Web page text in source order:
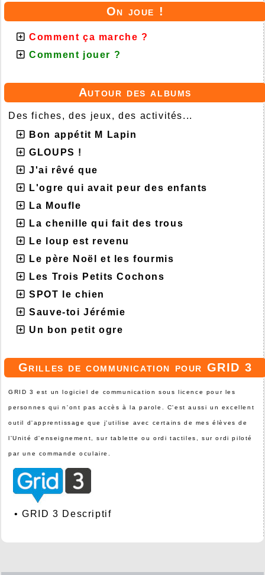
On joue !
Comment ça marche ?
Comment jouer ?
Autour des albums
Des fiches, des jeux, des activités...
Bon appétit M Lapin
GLOUPS !
J'ai rêvé que
L'ogre qui avait peur des enfants
La Moufle
La chenille qui fait des trous
Le loup est revenu
Le père Noël et les fourmis
Les Trois Petits Cochons
SPOT le chien
Sauve-toi Jérémie
Un bon petit ogre
Grilles de communication pour GRID 3
GRID 3 est un logiciel de communication sous licence pour les
personnes qui n'ont pas accès à la parole. C'est aussi un excellent
outil d'apprentissage que j'utilise avec certains de mes élèves de
l'Unité d'enseignement, sur tablette ou ordi tactiles, sur ordi piloté
par une commande oculaire.
•GRID 3 Descriptif